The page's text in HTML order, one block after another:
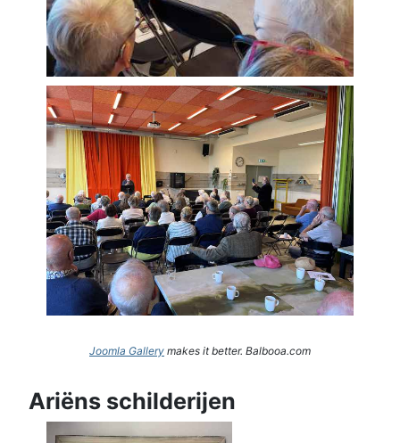
Joomla Gallery makes it better. Balbooa.com
Ariëns schilderijen